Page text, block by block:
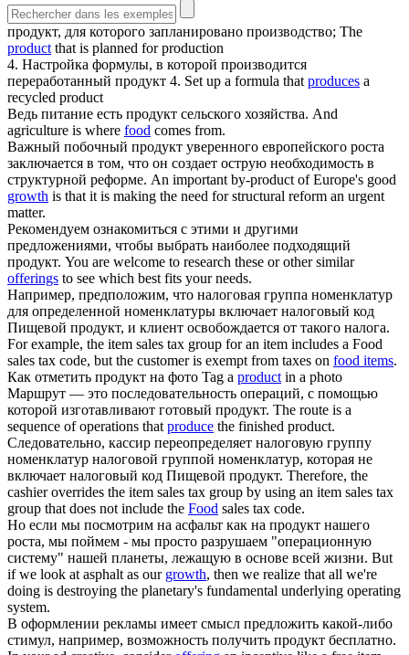
продукт, для которого запланировано производство; The
productthat is planned for production
4. Настройка формулы, в которой производится
переработанный продукт 4. Set up a formula thatproduces a
recycled product
Ведь питание есть продукт сельского хозяйства. And
agriculture is where food comes from.
Важный побочный продукт уверенного европейского роста
заключается в том, что он создает острую необходимость в
структурной реформе. An important by-product of Europe's good
growth is that it is making the need for structural reform an urgent
matter.
Рекомендуем ознакомиться с этими и другими
предложениями, чтобы выбрать наиболее подходящий
продукт. You are welcome to research these or other similar
offerings to see which best fits your needs.
Например, предположим, что налоговая группа номенклатур
для определенной номенклатуры включает налоговый код
Пищевой продукт, и клиент освобождается от такого налога.
For example, the item sales tax group for an item includes a Food
sales tax code, but the customer is exempt from taxes on food items.
Как отметить продукт на фото Tag a productin a photo
Маршрут — это последовательность операций, с помощью
которой изготавливают готовый продукт. The route is a
sequence of operations thatproduce the finished product.
Следовательно, кассир переопределяет налоговую группу
номенклатур налоговой группой номенклатур, которая не
включает налоговый код Пищевой продукт. Therefore, the
cashier overrides the item sales tax group by using an item sales tax
group that does not include the Food sales tax code.
Но если мы посмотрим на асфальт как на продукт нашего
роста, мы поймем - мы просто разрушаем "операционную
систему" нашей планеты, лежащую в основе всей жизни. But
if we look at asphalt as our growth, then we realize that all we're
doing is destroying the planetary's fundamental underlying operating
system.
В оформлении рекламы имеет смысл предложить какой-либо
стимул, например, возможность получить продукт бесплатно.